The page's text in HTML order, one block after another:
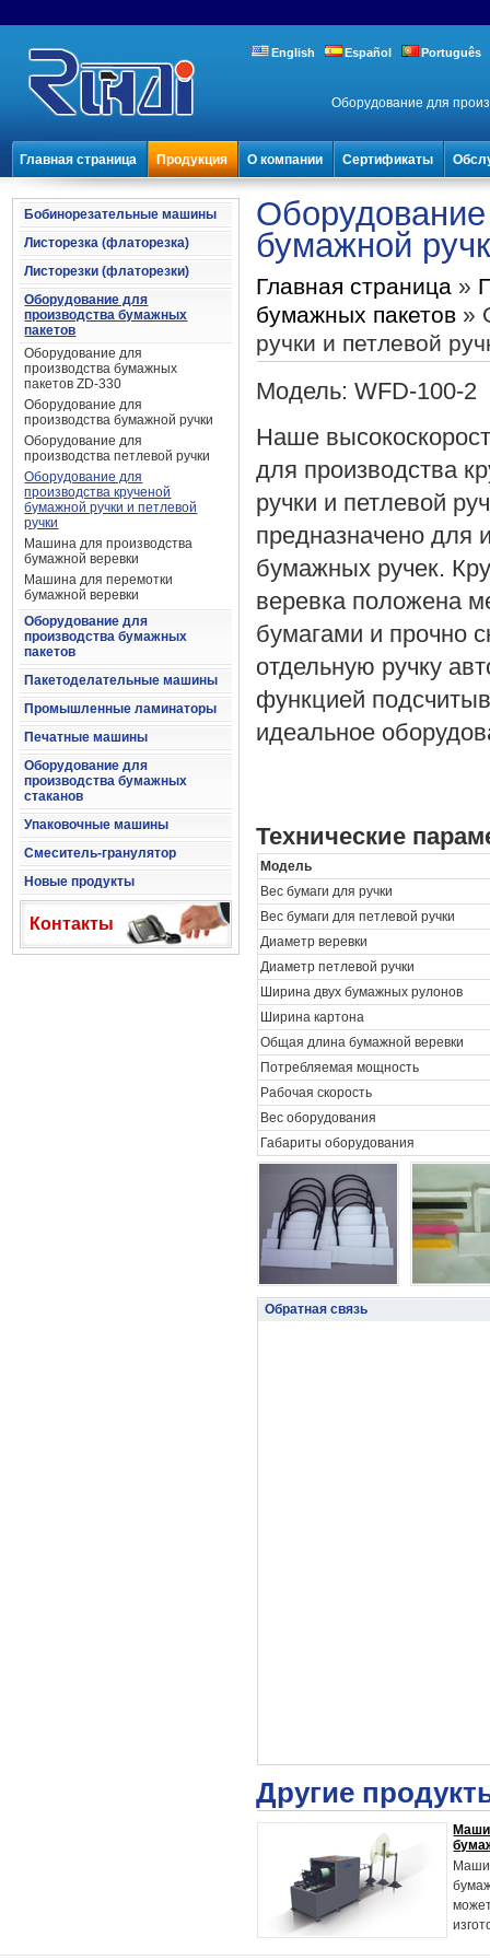
English Español Português
Оборудование для
Главная страница Продукция О компании Сертификаты
Бобинорезательные машины
Листорезка (флаторезка)
Листорезки (флаторезки)
Оборудование для
производства бумажных
пакетов
Оборудование для
производства бумажных
пакетов ZD-330
Оборудование для
производства бумажной ручки
Оборудование для
производства петлевой ручки
Оборудование для
производства крученой
бумажной ручки и петлевой
ручки
Машина для производства
бумажной веревки
Машина для перемотки
бумажной веревки
Оборудование для
производства бумажных
пакетов
Пакетоделательные машины
Промышленные ламинаторы
Печатные машины
Оборудование для
производства бумажных
стаканов
Упаковочные машины
Смеситель-гранулятор
Новые продукты
Контакты
бумажной
Главная страница »
бумажных пакетов »
ручки и петлевой
Модель: WFD-100-2
Наше
для производства
ручки и петлевой
предназначено для
бумажных ручек.
веревка положена
бумагами и прочно
отдельную ручку
функцией
идеальное
Технические
Модель
Вес бумаги для ручки
Вес бумаги для петлевой ручки
Диаметр веревки
Диаметр петлевой ручки
Ширина двух бумажных рулонов
Ширина картона
Общая длина бумажной веревки
Потребляемая мощность
Рабочая скорость
Вес оборудования
Габариты оборудования
Обратная связь
Другие